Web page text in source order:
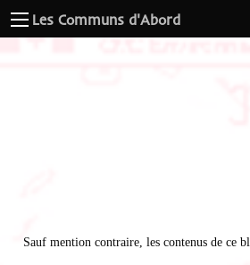
Les Communs d'Abord
Sauf mention contraire, les contenus de ce